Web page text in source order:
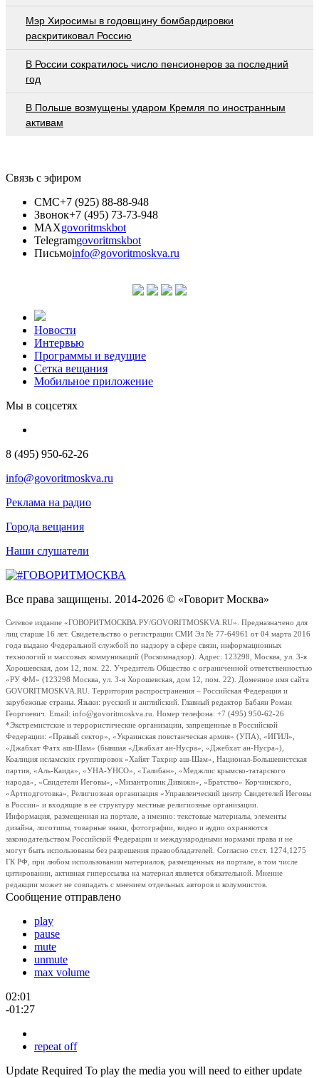
Мэр Хиросимы в годовщину бомбардировки
раскритиковал Россию
В России сократилось число пенсионеров за последний
год
В Польше возмущены ударом Кремля по иностранным
активам
Связь с эфиром
СМС+7 (925) 88-88-948
Звонок+7 (495) 73-73-948
MAXgovoritmskbot
Telegramgovoritmskbot
Письмоinfo@govoritmoskva.ru
Новости
Интервью
Программы и ведущие
Сетка вещания
Мобильное приложение
Мы в соцсетях
8 (495) 950-62-26
info@govoritmoskva.ru
Реклама на радио
Города вещания
Наши слушатели
Все права защищены. 2014-2026 © «Говорит Москва»
Сетевое издание «ГОВОРИТМОСКВА.РУ/GOVORITMOSKVA.RU». Предназначено для
лиц старше 16 лет. Свидетельство о регистрации СМИ Эл № 77-64961 от 04 марта 2016
года выдано Федеральной службой по надзору в сфере связи, информационных
технологий и массовых коммуникаций (Роскомнадзор). Адрес: 123298, Москва, ул. 3-я
Хорошевская, дом 12, пом. 22. Учредитель Общество с ограниченной ответственностью
«РУ ФМ» (123298 Москва, ул. 3-я Хорошевская, дом 12, пом. 22). Доменное имя сайта
GOVORITMOSKVA.RU. Территория распространения – Российская Федерация и
зарубежные страны. Языки: русский и английский. Главный редактор Бабаян Роман
Георгиевич. Email: info@govoritmoskva.ru. Номер телефона: +7 (495) 950-62-26
*Экстремистские и террористические организации, запрещенные в Российской
Федерации: «Правый сектор», «Украинская повстанческая армия» (УПА), «ИГИЛ»,
«Джабхат Фатх аш-Шам» (бывшая «Джабхат ан-Нусра», «Джебхат ан-Нусра»),
Коалиция исламских группировок «Хайят Тахрир аш-Шам», Национал-Большевистская
партия, «Аль-Каида», «УНА-УНСО», «Талибан», «Меджлис крымско-татарского
народа», «Свидетели Иеговы», «Мизантропик Дивижн», «Братство» Корчинского,
«Артподготовка», Религиозная организация «Управленческий центр Свидетелей Иеговы
в России» и входящие в ее структуру местные религиозные организации.
Информация, размещенная на портале, а именно: текстовые материалы, элементы
дизайна, логотипы, товарные знаки, фотографии, видео и аудио охраняются
законодательством Российской Федерации и международными нормами права и не
могут быть использованы без разрешения правообладателей. Согласно ст.ст. 1274,1275
ГК РФ, при любом использовании материалов, размещенных на портале, в том числе
цитировании, активная гиперссылка на материал является обязательной. Мнение
редакции может не совпадать с мнением отдельных авторов и колумнистов.
Сообщение отправлено
play
pause
mute
unmute
max volume
02:01
-01:27
repeat off
Update Required To play the media you will need to either update